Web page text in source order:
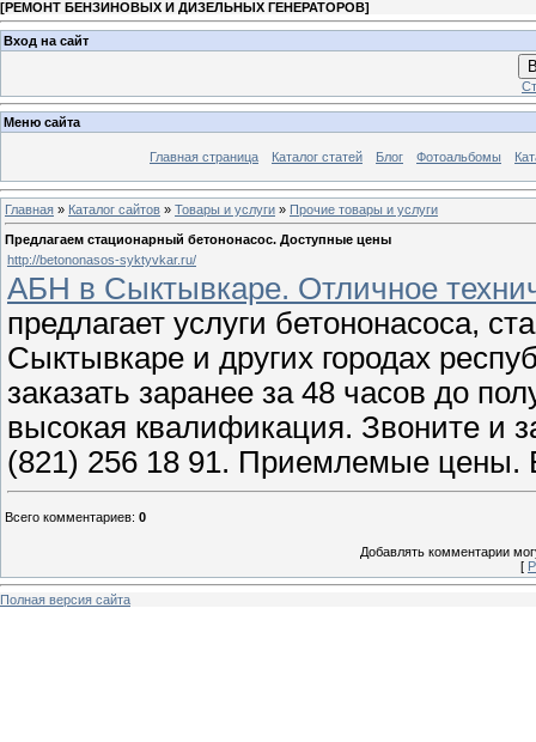
[РЕМОНТ БЕНЗИНОВЫХ И ДИЗЕЛЬНЫХ ГЕНЕРАТОРОВ]
Вход на сайт
Меню сайта
Главная страница Каталог статей Блог Фотоальбомы
Главная » Каталог сайтов » Товары и услуги » Прочие товары и услуги
Предлагаем стационарный бетононасос. Доступные цены
http://betononasos-syktyvkar.ru/
АБН в Сыктывкаре. Отличное
предлагает услуги бетононасоса,
Сыктывкаре и других городах
заказать заранее за 48 часов до
высокая квалификация. Звоните и
(821) 256 18 91. Приемлемые цены.
Всего комментариев: 0
Добавлять комментарии
[
Полная версия сайта